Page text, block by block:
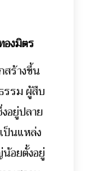
องมิตร
สร้างขึ้น
รรม ผู้สืบ
อยู่ปลาย
ป็นแหล่ง
อยตั้งอยู่